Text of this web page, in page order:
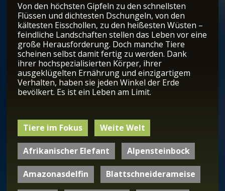
Von den höchsten Gipfeln zu den schnellsten
Flüssen und dichtesten Dschungeln, von den
kältesten Eisschollen, zu den heißesten Wüsten –
feindliche Landschaften stellen das Leben vor eine
große Herausforderung. Doch manche Tiere
scheinen selbst damit fertig zu werden. Dank
ihrer hochspezialisierten Körper, ihrer
ausgeklügelten Ernährung und einzigartigem
Verhalten, haben sie jeden Winkel der Erde
bevölkert. Es ist ein Leben am Limit.
Tiere im Fokus Weite Welt
Afrikanischer Elefant Alpensteinbock
Amazonasdelfin Blattschneiderameise